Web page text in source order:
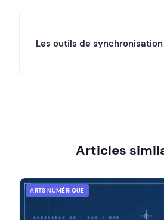
Les outils de
Articles
ARTS NUMÉRIQUE